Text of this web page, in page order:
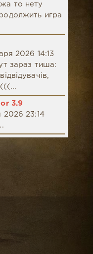
то нету
игра
2026 14:13
зараз тиша:
3.9
2026 23:14